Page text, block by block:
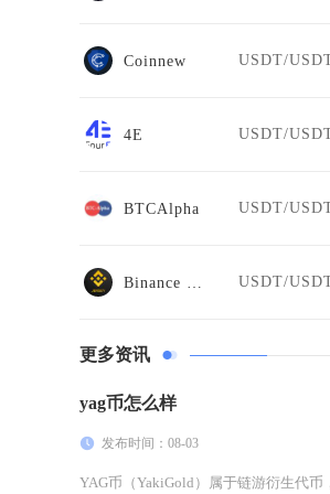
Coinnew USDT/
4E USDT/
BTCAlpha USDT/
USDT/
更多资讯
yag币怎么样
发布时间：08-03
YAG币（YakiGold）属于链游衍生代